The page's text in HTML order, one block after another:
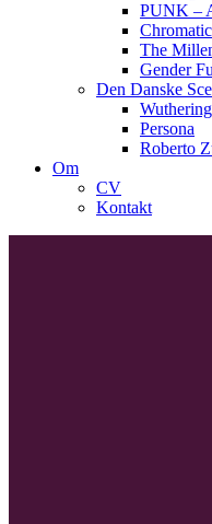
PUNK –
The
Gender
Den Danske
Persona
Roberto
Om
CV
Kontakt